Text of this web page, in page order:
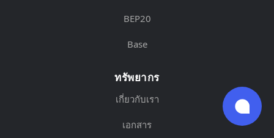
BEP20
Base
ทรัพยากร
เกี่ยวกับเรา
เอกสาร